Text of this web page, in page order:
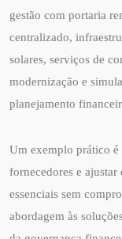
gestão com portaria
centralizado,
solares, serviços de
modernização e
planejamento
Um exemplo prático é
fornecedores e
essenciais sem
abordagem às